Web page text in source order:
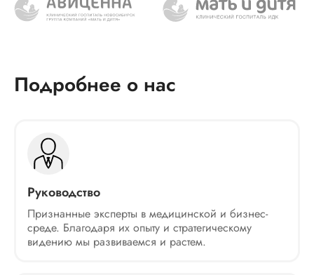
Подробнее о нас
Руководство
Признанные эксперты в медицинской и бизнес-
среде. Благодаря их опыту и стратегическому
видению мы развиваемся и растем.